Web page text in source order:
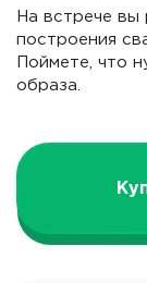
На встрече вы
построения
Поймете, что
образа.